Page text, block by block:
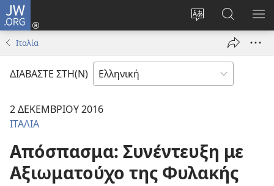
JW.ORG
Αλλαγή
γλώσσας
ιστότοπου
Σύνδεση
(ανοίγει
παράθυρο)
στο
JW.ORG
Ιταλία
ΔΙΑΒΑΣΤΕ ΣΤΗ(Ν)
2 ΔΕΚΕΜΒΡΙΟΥ 2016
ΙΤΑΛΙΑ
Απόσπασμα: Συνέντευξη με
Αξιωματούχο της Φυλακής